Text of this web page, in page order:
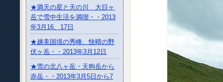
★満天の星と天の川 大日ヶ
岳で雪中生活を満喫・・2013
年3月16、17日
★越美国境の秀峰、快晴の野
伏ヶ岳・・2013年3月12日
★雪の北八ヶ岳・天狗岳から
赤岳・・2013年3月5日から7